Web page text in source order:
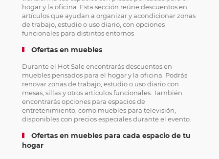
hogar y la oficina. Esta sección reúne descuentos en
artículos que ayudan a organizar y acondicionar zonas
de trabajo, estudio o uso diario, con opciones
funcionales para distintos entornos
Ofertas en muebles
Durante el Hot Sale encontrarás descuentos en
muebles pensados para el hogar y la oficina. Podrás
renovar zonas de trabajo, estudio o uso diario con
mesas, sillas y otros artículos funcionales. También
encontrarás opciones para espacios de
entretenimiento, como muebles para televisión,
disponibles con precios especiales durante el evento.
Ofertas en muebles para cada espacio de tu
hogar